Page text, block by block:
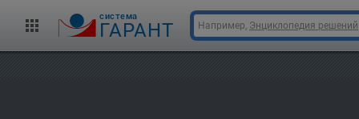
cистема
ГАРАНТ Например, Энциклопедия решений